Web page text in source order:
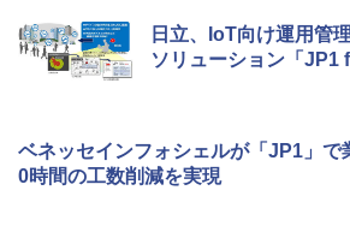
日立、IoT向け運用管
ソリューション「JP1
ベネッセインフォシェルが「JP1」で
0時間の工数削減を実現